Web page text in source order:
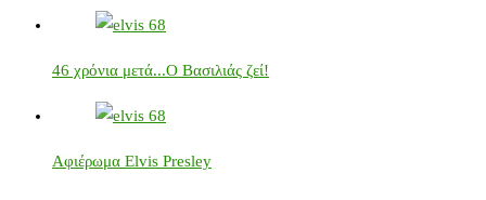
46 χρόνια μετά...Ο Βασιλιάς ζεί!
Αφιέρωμα Elvis Presley